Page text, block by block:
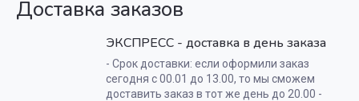
Доставка заказов
ЭКСПРЕСС - доставка в день заказа
- Срок доставки: если оформили заказ
сегодня с 00.01 до 13.00, то мы сможем
доставить заказ в тот же день до 20.00 -